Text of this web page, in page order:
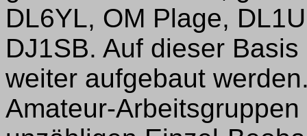
DL6YL, OM Plage,
DJ1SB. Auf dieser
weiter aufgebaut
Amateur-